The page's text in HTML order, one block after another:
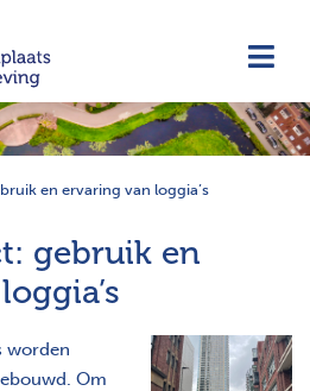
en ervaring van loggia’s
gebruik en
worden
Om